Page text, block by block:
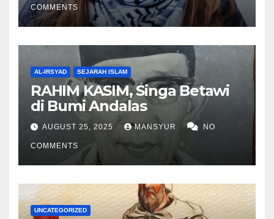
COMMENTS
AL-IRSYAD SEJARAH ISLAM
RAHIM KASIM, Singa Betawi
di Bumi Andalas
AUGUST 25, 2025 MANSYUR NO
COMMENTS
UNCATEGORIZED